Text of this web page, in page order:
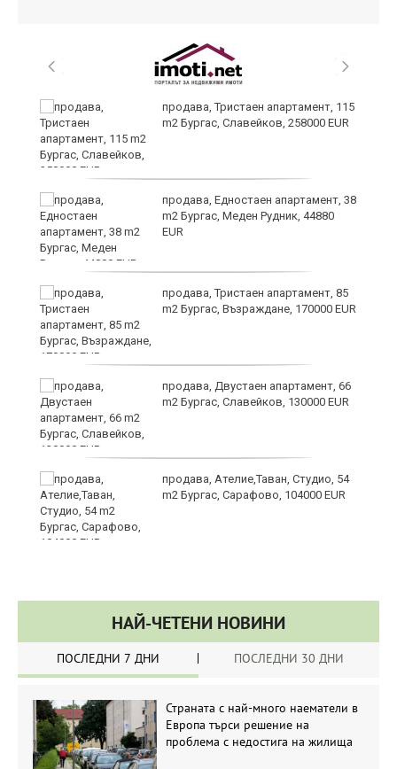
продава, Тристаен апартамент, 115
m2 Бургас, Славейков, 258000 EUR
продава, Едностаен апартамент, 38
m2 Бургас, Меден Рудник, 44880
EUR
продава, Тристаен апартамент, 85
m2 Бургас, Възраждане, 170000 EUR
продава, Двустаен апартамент, 66
m2 Бургас, Славейков, 130000 EUR
продава, Ателие,Таван, Студио, 54
m2 Бургас, Сарафово, 104000 EUR
НАЙ-ЧЕТЕНИ НОВИНИ
ПОСЛЕДНИ 7 ДНИ ПОСЛЕДНИ 30 ДНИ
Страната с най-много наематели в
Европа търси решение на
проблема с недостига на жилища